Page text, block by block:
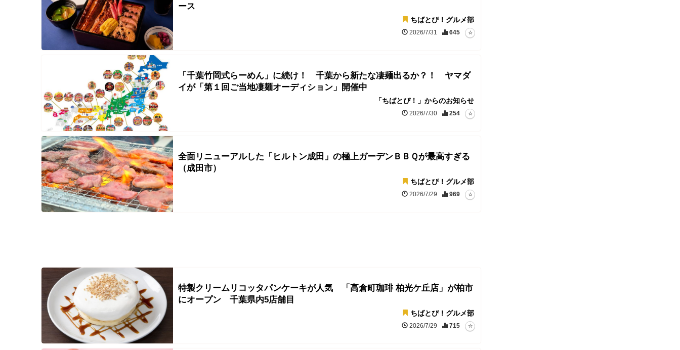
ース
ちばとぴ！グルメ部
2026/7/31 645
「千葉竹岡式らーめん」に続け！ 千葉から新たな凄麺出るか？！ ヤマダ
イが「第１回ご当地凄麺オーディション」開催中
「ちばとぴ！」からのお知らせ
2026/7/30 254
全面リニューアルした「ヒルトン成田」の極上ガーデンＢＢＱが最高すぎる
（成田市）
ちばとぴ！グルメ部
2026/7/29 969
特製クリームリコッタパンケーキが人気 「高倉町珈琲 柏光ケ丘店」が柏市
にオープン 千葉県内5店舗目
ちばとぴ！グルメ部
2026/7/29 715